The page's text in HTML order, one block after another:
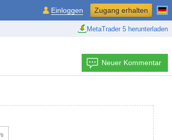
MetaTrader 5 herunterladen
Einloggen Zugang erhalten
Neuer Kommentar